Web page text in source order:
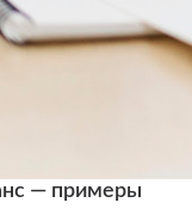
— примеры